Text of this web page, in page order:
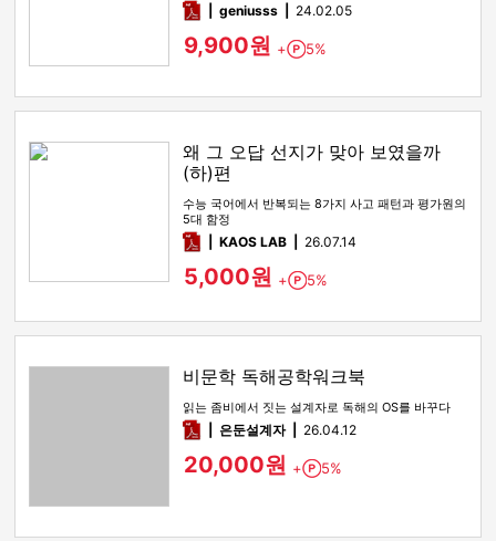
pdfgeniusss 24.02.05
9,900원 + Point
5%
왜 그 오답 선지가 맞아 보였을까
(하)편
수능 국어에서 반복되는 8가지 사고 패턴과 평가원의
5대 함정
pdfKAOS LAB 26.07.14
5,000원 + Point
5%
비문학 독해공학워크북
읽는 좀비에서 짓는 설계자로 독해의 OS를 바꾸다
pdf은둔설계자 26.04.12
20,000원 + Point
5%